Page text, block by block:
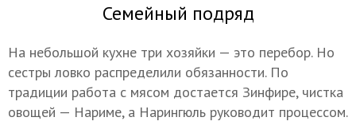
Семейный подряд
На небольшой кухне три хозяйки — это перебор. Но
сестры ловко распределили обязанности. По
традиции работа с мясом достается Зинфире, чистка
овощей — Нариме, а Нарингюль руководит процессом.